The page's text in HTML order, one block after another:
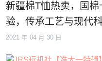
新疆棉T恤热卖，国
验，传承工艺与现代
2021 年 04 月 30 日